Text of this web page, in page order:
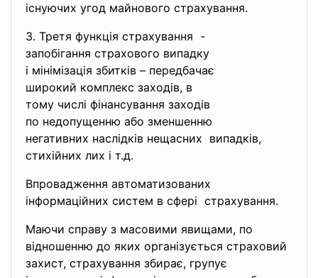
існуючих угод майнового страхування.
3. Третя функція страхування -
запобігання страхового випадку
і мінімізація збитків – передбачає
широкий комплекс заходів, в
тому числі фінансування заходів
по недопущенню або зменшенню
негативних наслідків нещасних випадків,
стихійних лих і т.д.
Впровадження автоматизованих
інформаційних систем в сфері страхування.
Маючи справу з масовими явищами, по
відношенню до яких організується страховий
захист, страхування збирає, групує